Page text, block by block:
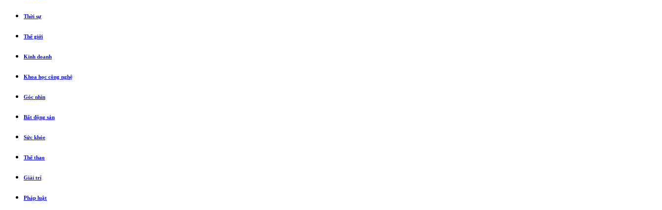
Thời sự
Thế giới
Kinh doanh
Khoa học công nghệ
Góc nhìn
Bất động sản
Sức khỏe
Thể thao
Giải trí
Pháp luật